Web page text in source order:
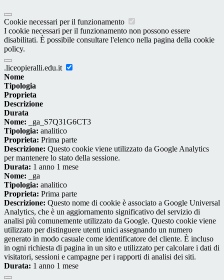
Cookie necessari per il funzionamento
I cookie necessari per il funzionamento non possono essere
disabilitati. È possibile consultare l'elenco nella pagina della cookie
policy.
.liceopieralli.edu.it
Nome
Tipologia
Proprieta
Descrizione
Durata
Nome: _ga_S7Q31G6CT3
Tipologia: analitico
Proprieta: Prima parte
Descrizione: Questo cookie viene utilizzato da Google Analytics
per mantenere lo stato della sessione.
Durata: 1 anno 1 mese
Nome: _ga
Tipologia: analitico
Proprieta: Prima parte
Descrizione: Questo nome di cookie è associato a Google Universal
Analytics, che è un aggiornamento significativo del servizio di
analisi più comunemente utilizzato da Google. Questo cookie viene
utilizzato per distinguere utenti unici assegnando un numero
generato in modo casuale come identificatore del cliente. È incluso
in ogni richiesta di pagina in un sito e utilizzato per calcolare i dati di
visitatori, sessioni e campagne per i rapporti di analisi dei siti.
Durata: 1 anno 1 mese